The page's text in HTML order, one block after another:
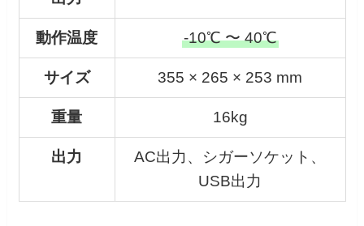
動作温度 -10℃ 〜 40℃
サイズ 355 × 265 × 253 mm
重量 16kg
出力
AC出力、シガーソケット、
USB出力